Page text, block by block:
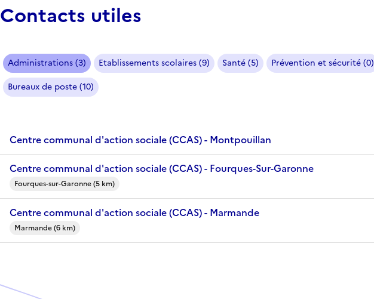
Contacts utiles
Administrations (3) Etablissements scolaires (9) Santé (5) Prévention et sécurité (0)
Bureaux de poste (10)
Centre communal d'action sociale (CCAS) - Montpouillan
Centre communal d'action sociale (CCAS) - Fourques-Sur-Garonne
Fourques-sur-Garonne (5 km)
Centre communal d'action sociale (CCAS) - Marmande
Marmande (6 km)